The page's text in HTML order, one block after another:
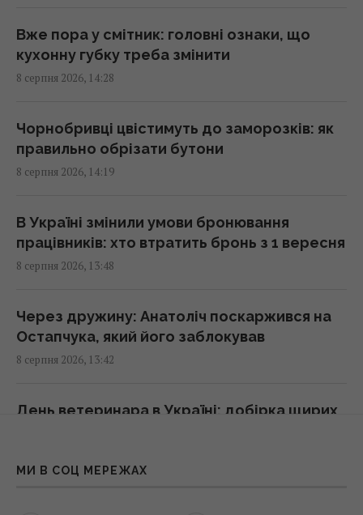
14:23 субота, 08 серпня 2026
Може долати тисячі кілометрів над
крихітної бабки
14:15 субота, 08 серпня 2026
віруси, яких не існувало в природі, - NYT
14:08 субота, 08 серпня 2026
електричній: яка "мотає" менше світла
14:00 субота, 08 серпня 2026
у людини
Чому коти влаштовують нічні забіги по
Вже пора у смітник: головні ознаки, що
кухонну губку треба змінити
8 серпня 2026, 14:28
Чорнобривці цвістимуть до заморозків: як
правильно обрізати бутони
8 серпня 2026, 14:19
В Україні змінили умови бронювання
працівників: хто втратить бронь з 1 вересня
8 серпня 2026, 13:48
Через дружину: Анатоліч поскаржився на
Остапчука, який його заблокував
8 серпня 2026, 13:42
День ветеринара в Україні: добірка щирих
МИ В СОЦ МЕРЕЖАХ